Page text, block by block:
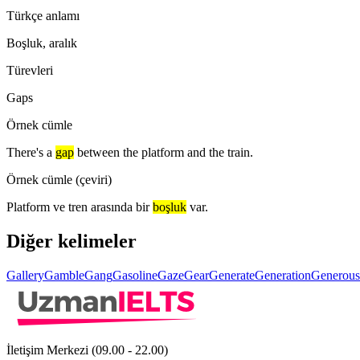
Türkçe anlamı
Boşluk, aralık
Türevleri
Gaps
Örnek cümle
There's a gap between the platform and the train.
Örnek cümle (çeviri)
Platform ve tren arasında bir boşluk var.
Diğer kelimeler
GalleryGambleGangGasolineGazeGearGenerateGenerationGenerous
İletişim Merkezi (09.00 - 22.00)